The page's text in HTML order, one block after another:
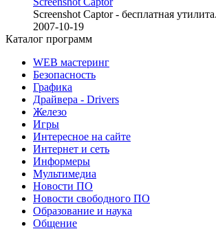
Screenshot Captor - бесплатная
2007-10-19
Каталог программ
WEB мастеринг
Безопасность
Графика
Драйвера - Drivers
Железо
Игры
Интересное на сайте
Интернет и сеть
Информеры
Мультимедиа
Новости ПО
Новости свободного ПО
Образование и наука
Общение